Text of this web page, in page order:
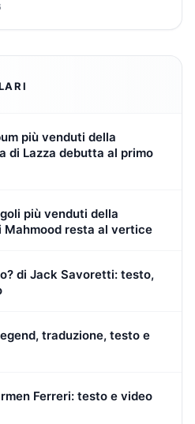
più venduti della
di Lazza debutta al primo
più venduti della
Mahmood resta al vertice
di Jack Savoretti: testo,
traduzione, testo e
Ferreri: testo e video